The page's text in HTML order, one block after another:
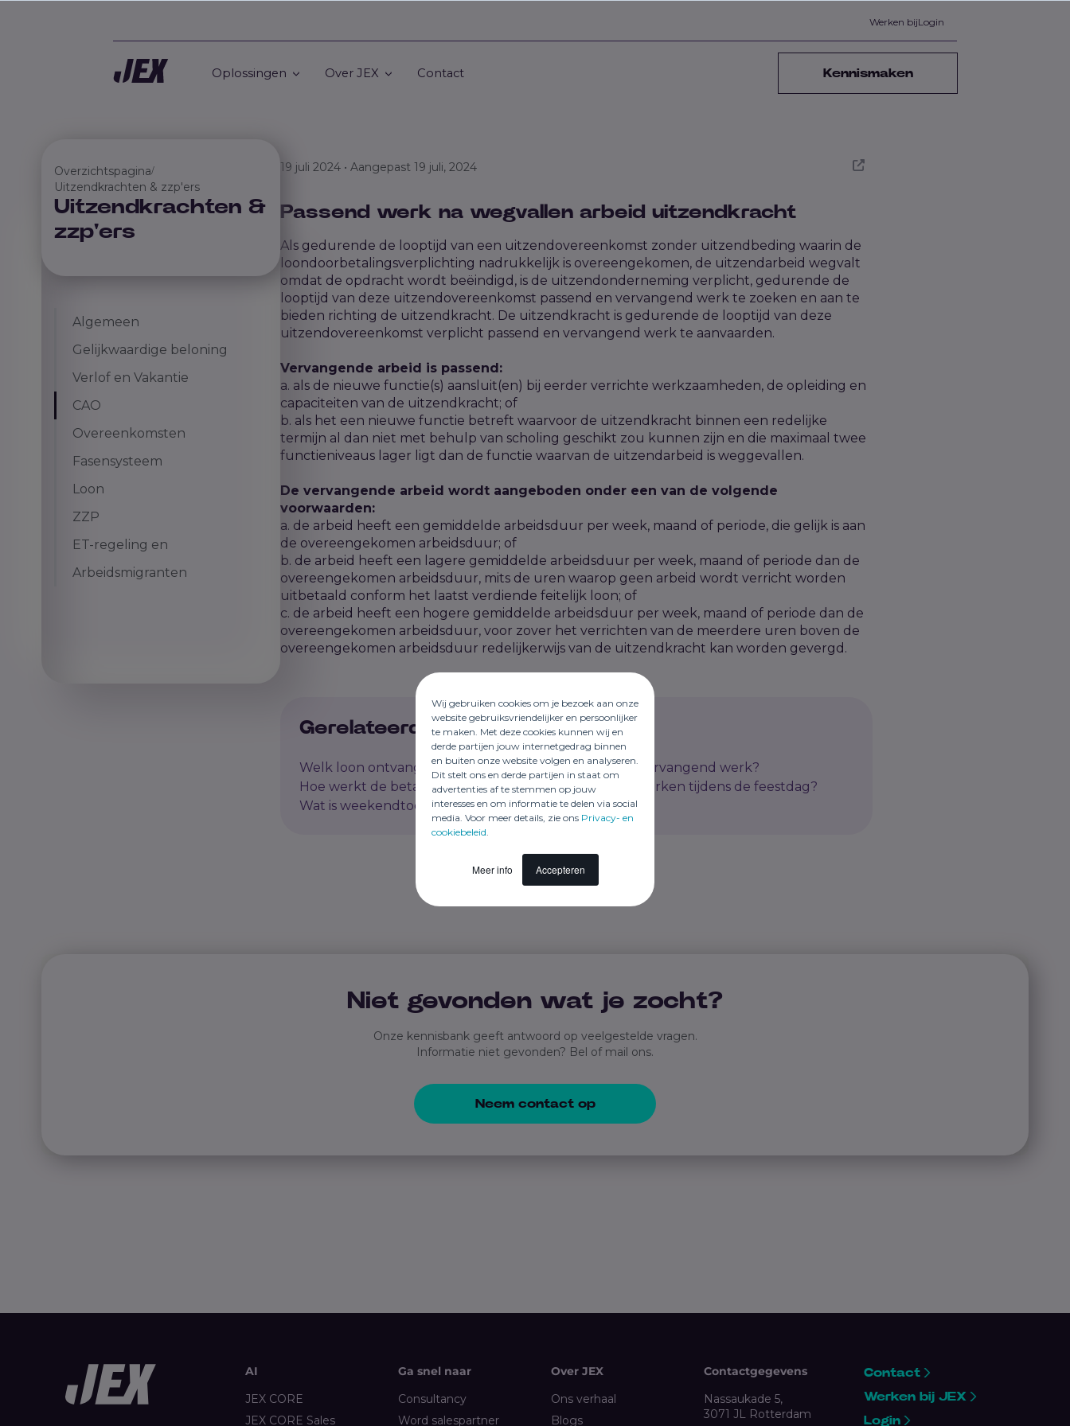
Wij gebruiken cookies om je bezoek aan onze
website gebruiksvriendelijker en persoonlijker
te maken. Met deze cookies kunnen wij en
derde partijen jouw internetgedrag binnen
en buiten onze website volgen en analyseren.
Dit stelt ons en derde partijen in staat om
advertenties af te stemmen op jouw
interesses en om informatie te delen via social
media. Voor meer details, zie ons Privacy- en
cookiebeleid
Meer info Accepteren
Werken bijLogin
Oplossingen Over JEX Contact Kennismaken
Overzichtspagina/
Uitzendkrachten & zzp'ers
Uitzendkrachten &
zzp'ers
Algemeen
Gelijkwaardige beloning
Verlof en Vakantie
CAO
Overeenkomsten
Fasensysteem
Loon
ZZP
ET-regeling en
Arbeidsmigranten
19 juli 2024 • Aangepast 19 juli, 2024
Passend werk na wegvallen arbeid uitzendkracht
Als gedurende de looptijd van een uitzendovereenkomst zonder uitzendbeding waarin de
loondoorbetalingsverplichting nadrukkelijk is overeengekomen, de uitzendarbeid wegvalt
omdat de opdracht wordt beëindigd, is de uitzendonderneming verplicht, gedurende de
looptijd van deze uitzendovereenkomst passend en vervangend werk te zoeken en aan te
bieden richting de uitzendkracht. De uitzendkracht is gedurende de looptijd van deze
uitzendovereenkomst verplicht passend en vervangend werk te aanvaarden.
Vervangende arbeid is passend:
a. als de nieuwe functie(s) aansluit(en) bij eerder verrichte werkzaamheden, de opleiding en
capaciteiten van de uitzendkracht; of
b. als het een nieuwe functie betreft waarvoor de uitzendkracht binnen een redelijke
termijn al dan niet met behulp van scholing geschikt zou kunnen zijn en die maximaal twee
functieniveaus lager ligt dan de functie waarvan de uitzendarbeid is weggevallen.
De vervangende arbeid wordt aangeboden onder een van de volgende
voorwaarden:
a. de arbeid heeft een gemiddelde arbeidsduur per week, maand of periode, die gelijk is aan
de overeengekomen arbeidsduur; of
b. de arbeid heeft een lagere gemiddelde arbeidsduur per week, maand of periode dan de
overeengekomen arbeidsduur, mits de uren waarop geen arbeid wordt verricht worden
uitbetaald conform het laatst verdiende feitelijk loon; of
c. de arbeid heeft een hogere gemiddelde arbeidsduur per week, maand of periode dan de
overeengekomen arbeidsduur, voor zover het verrichten van de meerdere uren boven de
overeengekomen arbeidsduur redelijkerwijs van de uitzendkracht kan worden gevergd.
Gerelateerde artikelen
Welk loon ontvangt de uitzendkracht bij passend en vervangend werk?
Hoe werkt de betaling als de uitzendkracht niet kan werken tijdens de feestdag?
Wat is weekendtoeslag?
Niet gevonden wat je zocht?
Onze kennisbank geeft antwoord op veelgestelde vragen.
Informatie niet gevonden? Bel of mail ons.
Neem contact op
AI
JEX CORE
JEX CORE Sales
Ga snel naar
Consultancy
Word salespartner
Over JEX
Ons verhaal
Blogs
Contactgegevens
Nassaukade 5,
3071 JL Rotterdam
Contact
Werken bij JEX
Login